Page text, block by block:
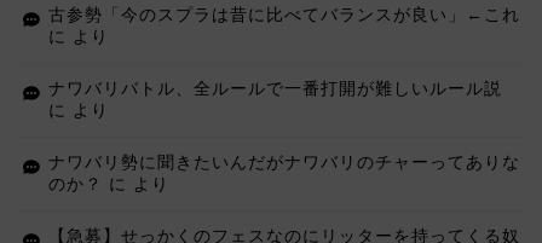
古参勢「今のスプラは昔に比べてバランスが良い」←これ
に
より
ナワバリバトル、全ルールで一番打開が難しいルール説
に
より
ナワバリ勢に聞きたいんだがナワバリのチャーってありな
のか？
に より
【急募】せっかくのフェスなのにリッターを持ってくる奴